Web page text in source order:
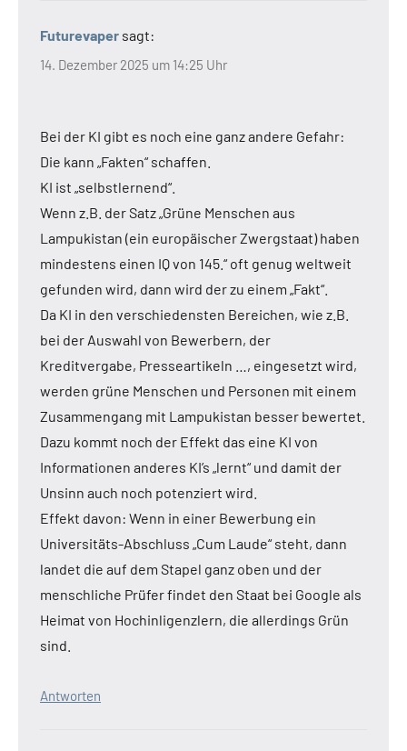
Futurevaper sagt:
14. Dezember 2025 um 14:25 Uhr
Bei der KI gibt es noch eine ganz andere Gefahr:
Die kann „Fakten“ schaffen.
KI ist „selbstlernend“.
Wenn z.B. der Satz „Grüne Menschen aus
Lampukistan (ein europäischer Zwergstaat) haben
mindestens einen IQ von 145.“ oft genug weltweit
gefunden wird, dann wird der zu einem „Fakt“.
Da KI in den verschiedensten Bereichen, wie z.B.
bei der Auswahl von Bewerbern, der
Kreditvergabe, Presseartikeln …, eingesetzt wird,
werden grüne Menschen und Personen mit einem
Zusammengang mit Lampukistan besser bewertet.
Dazu kommt noch der Effekt das eine KI von
Informationen anderes KI’s „lernt“ und damit der
Unsinn auch noch potenziert wird.
Effekt davon: Wenn in einer Bewerbung ein
Universitäts-Abschluss „Cum Laude“ steht, dann
landet die auf dem Stapel ganz oben und der
menschliche Prüfer findet den Staat bei Google als
Heimat von Hochinligenzlern, die allerdings Grün
sind.
Antworten